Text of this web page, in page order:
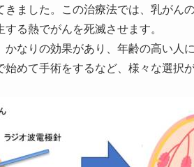
ました。この治療法では、乳がん
る熱でがんを死滅させます。
なりの効果があり、年齢の高い人
めて手術をするなど、様々な選択